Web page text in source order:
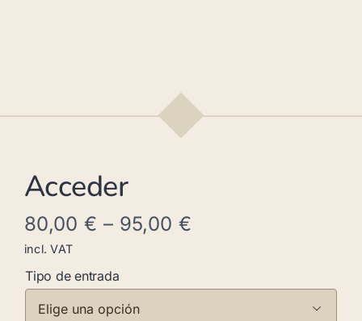
Acceder
80,00€ – 95,00 €
incl. VAT
Tipo de entrada
